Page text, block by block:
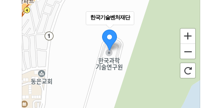
한국기술벤처재단